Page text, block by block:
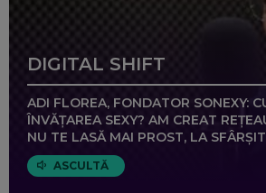
DIGITAL SHIFT
ADI FLOREA, FONDATOR SONEXY:
ÎNVĂȚAREA SEXY? AM CREAT
NU TE LASĂ MAI PROST, LA
ASCULTĂ